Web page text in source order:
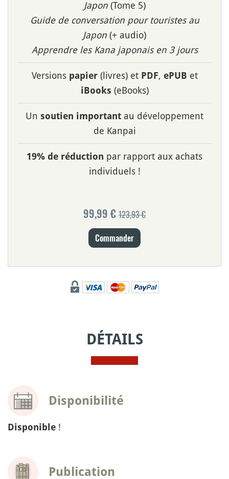
Japon(Tome 5)
Guide de conversation pour touristes au
Japon (+ audio)
Apprendre les Kana japonais en 3 jours
Versions papier(livres) et PDF, ePUB et
iBooks (eBooks)
Un soutien important au développement
de Kanpai
19% de réduction par rapport aux achats
individuels !
99,99 € 123,93 €
Commander
DÉTAILS
Disponibilité
Disponible !
Publication